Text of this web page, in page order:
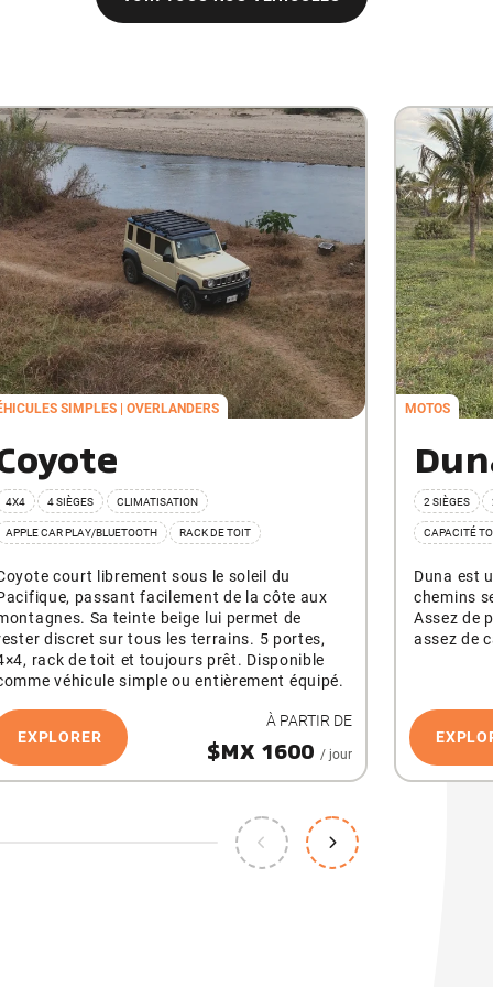
SIMPLES OVERLANDERS
4X4 4 SIÈGES CLIMATISATION
APPLE CAR PLAY/BLUETOOTH RACK DE TOIT
court librement sous le soleil du
passant facilement de la côte aux
Sa teinte beige lui permet de
discret sur tous les terrains. 5 portes,
rack de toit et toujours prêt. Disponible
véhicule simple ou entièrement équipé.
EXPLORER
À PARTIR DE
$MX 1600 / jour
MOTOS
2 SIÈGES
CAPACITÉ
Duna est
chemins
Assez de
assez de